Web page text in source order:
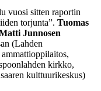
vuosi sitten raportin
torjunta”. Tuomas
Junnosen
(Lahden
kirkko,
kulttuurikeskus)